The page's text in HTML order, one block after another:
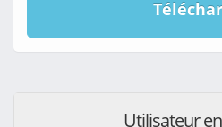
Utilisateur